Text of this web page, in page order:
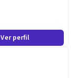
Ver perfil